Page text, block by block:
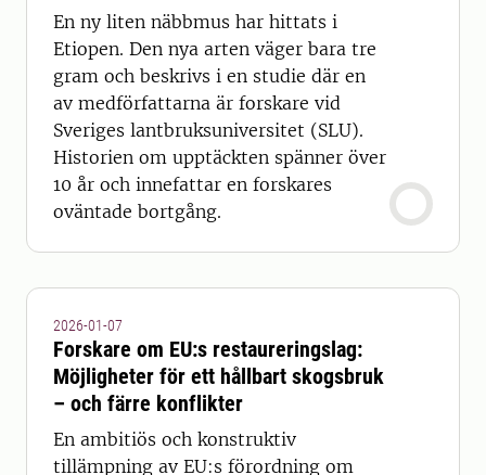
En ny liten näbbmus har hittats i
Etiopen. Den nya arten väger bara tre
gram och beskrivs i en studie där en
av medförfattarna är forskare vid
Sveriges lantbruksuniversitet (SLU).
Historien om upptäckten spänner över
10 år och innefattar en forskares
oväntade bortgång.
2026-01-07
Forskare om EU:s restaureringslag:
Möjligheter för ett hållbart skogsbruk
– och färre konflikter
En ambitiös och konstruktiv
tillämpning av EU:s förordning om